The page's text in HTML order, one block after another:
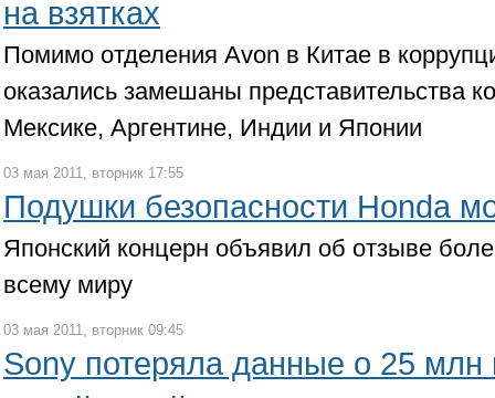
на взятках
Помимо отделения Avon в Китае в
оказались замешаны представительства
Мексике, Аргентине, Индии и Японии
03 мая 2011, вторник 17:55
Подушки безопасности Honda
Японский концерн объявил об отзыве
всему миру
03 мая 2011, вторник 09:45
Sony потеряла данные о 25